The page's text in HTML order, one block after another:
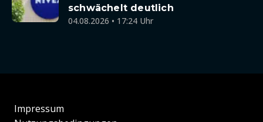
schwächelt deutlich
04.08.2026 • 17:24 Uhr
Impressum